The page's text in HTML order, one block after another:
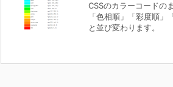
CSSのカラーコードの
「色相順」「彩度順」
と並び変わります。